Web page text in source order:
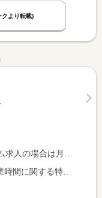
クより転載)
場合は時間額を表示しています。